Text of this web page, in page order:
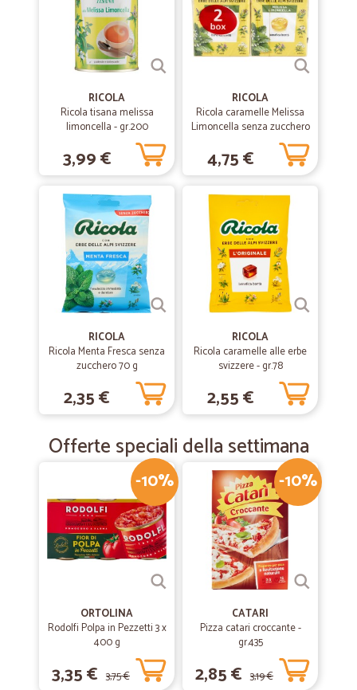
camionisti dovrebbero essere muniti di gps...o parlarsi fra di
loro....ahahah...
Tempi brevi
Tempi brevi. Tutto ok
Serietà e puntualità
Serietà e puntualità! Ottimo servizio
—Giampaolo B.
ottimo servizio
09/02/2019
Michela C.
Velocissimi e con prodotti…
RICOLA
Ricola tisana melissa
limoncella - gr.200
3,99 €
RICOLA
Ricola caramelle Melissa
Limoncella senza zucchero
4,75 €
RICOLA
Ricola Menta Fresca senza
zucchero 70 g
2,35 €
RICOLA
Ricola caramelle alle erbe
svizzere - gr.78
2,55 €
Offerte speciali della settimana
-10%
ORTOLINA
Rodolfi Polpa in Pezzetti 3 x
400 g
3,35 € 3,75 €
-10%
CATARI
Pizza catari croccante -
gr.435
2,85 € 3,19 €